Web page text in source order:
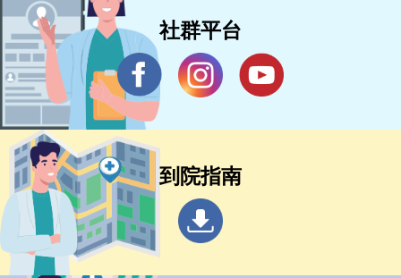
社群平台
到院指南